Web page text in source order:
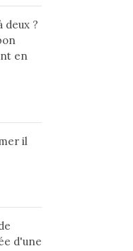
deux ?
en
il
d'une